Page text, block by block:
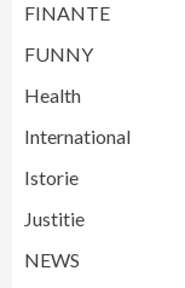
FINANTE
FUNNY
Health
International
Istorie
Justitie
NEWS